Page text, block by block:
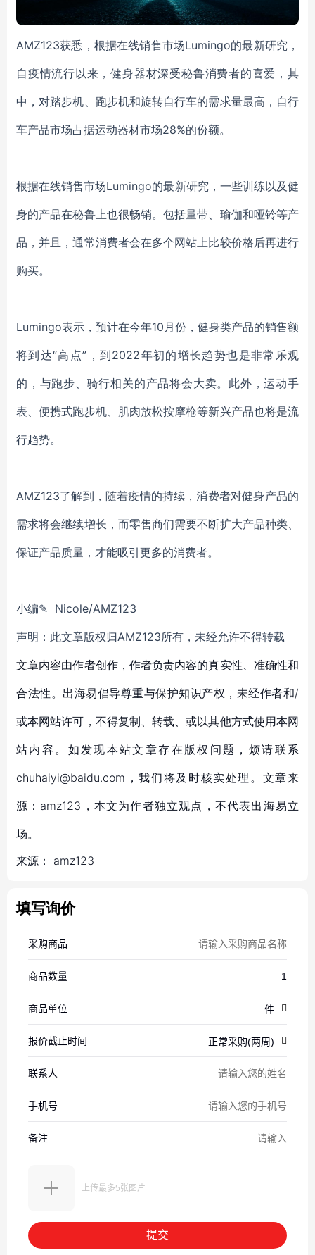
AMZ123获悉，根据在线销售市场Lumingo的最新研究，
自疫情流行以来，健身器材深受秘鲁消费者的喜爱，其
中，对踏步机、跑步机和旋转自行车的需求量最高，自行
车产品市场占据运动器材市场28%的份额。
根据在线销售市场Lumingo的最新研究，一些训练以及健
身的产品在秘鲁上也很畅销。包括量带、瑜伽和哑铃等产
品，并且，通常消费者会在多个网站上比较价格后再进行
购买。
Lumingo表示，预计在今年10月份，健身类产品的销售额
将到达“高点”，到2022年初的增长趋势也是非常乐观
的，与跑步、骑行相关的产品将会大卖。此外，运动手
表、便携式跑步机、肌肉放松按摩枪等新兴产品也将是流
行趋势。
AMZ123了解到，随着疫情的持续，消费者对健身产品的
需求将会继续增长，而零售商们需要不断扩大产品种类、
保证产品质量，才能吸引更多的消费者。
小编✎ Nicole/AMZ123
声明：此文章版权归AMZ123所有，未经允许不得转载
文章内容由作者创作，作者负责内容的真实性、准确性和
合法性。出海易倡导尊重与保护知识产权，未经作者和/
或本网站许可，不得复制、转载、或以其他方式使用本网
站内容。如发现本站文章存在版权问题，烦请联系
chuhaiyi@baidu.com，我们将及时核实处理。文章来
源：amz123，本文为作者独立观点，不代表出海易立
场。
来源： amz123
填写询价